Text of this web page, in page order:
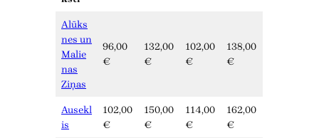
Alūks
nes un
Malie
nas
Ziņas
96,00
€
132,00
€
102,00
€
138,00
€
Ausekl
is
102,00
€
150,00
€
114,00
€
162,00
€